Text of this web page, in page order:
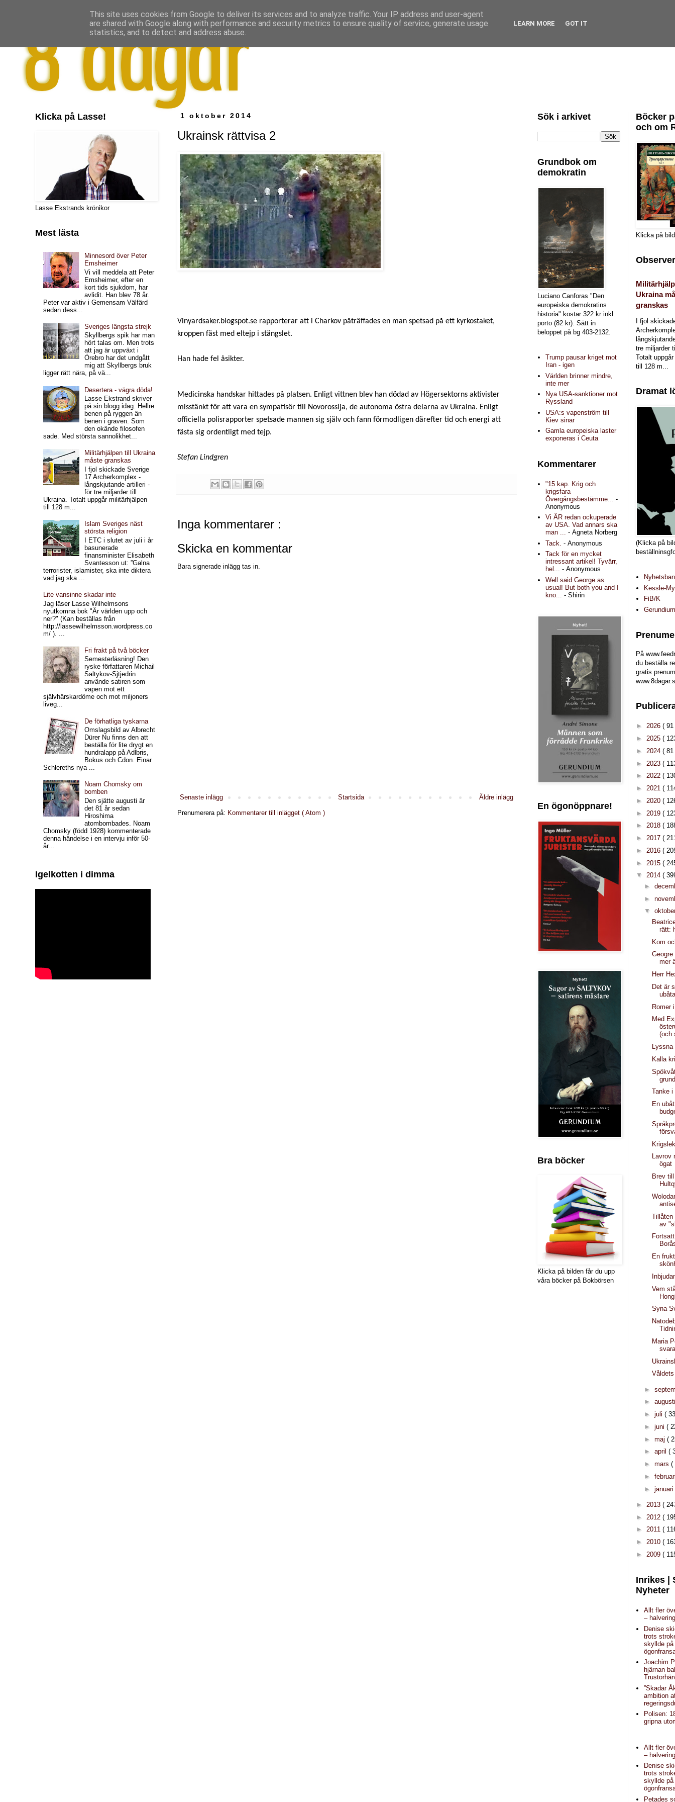
1 oktober 2014
Ukrainsk rättvisa 2
Vinyardsaker.blogspot.se rapporterar att i Charkov påträffades en man spetsad på ett kyrkostaket,
kroppen fäst med eltejp i stängslet.
Han hade fel åsikter.
Medicinska handskar hittades på platsen. Enligt vittnen blev han dödad av Högersektorns aktivister
misstänkt för att vara en sympatisör till Novorossija, de autonoma östra delarna av Ukraina. Enligt
officiella polisrapporter spetsade mannen sig själv och fann förmodligen därefter tid och energi att
fästa sig ordentligt med tejp.
Stefan Lindgren
Inga kommentarer :
Skicka en kommentar
Bara signerade inlägg tas in.
Senaste inlägg Äldre inlägg
Startsida
Prenumerera på: Kommentarer till inlägget ( Atom )
Klicka på Lasse!
Lasse Ekstrands krönikor
Mest lästa
Minnesord över Peter
Emsheimer
Vi vill meddela att Peter
Emsheimer, efter en
kort tids sjukdom, har
avlidit. Han blev 78 år.
Peter var aktiv i Gemensam Välfärd
sedan dess...
Sveriges längsta strejk
Skyllbergs spik har man
hört talas om. Men trots
att jag är uppväxt i
Örebro har det undgått
mig att Skyllbergs bruk
ligger rätt nära, på vä...
Desertera - vägra döda!
Lasse Ekstrand skriver
på sin blogg idag: Hellre
benen på ryggen än
benen i graven. Som
den okände filosofen
sade. Med största sannolikhet...
Militärhjälpen till Ukraina
måste granskas
I fjol skickade Sverige
17 Archerkomplex -
långskjutande artilleri -
för tre miljarder till
Ukraina. Totalt uppgår militärhjälpen
till 128 m...
Islam Sveriges näst
största religion
I ETC i slutet av juli i år
basunerade
finansminister Elisabeth
Svantesson ut: ”Galna
terrorister, islamister, ska inte diktera
vad jag ska ...
Lite vansinne skadar inte
Jag läser Lasse Wilhelmsons
nyutkomna bok "Är världen upp och
ner?" (Kan beställas från
http://lassewilhelmsson.wordpress.co
m/ ). ...
Fri frakt på två böcker
Semesterläsning! Den
ryske författaren Michail
Saltykov-Sjtjedrin
använde satiren som
vapen mot ett
självhärskardöme och mot miljoners
liveg...
De förhatliga tyskarna
Omslagsbild av Albrecht
Dürer Nu finns den att
beställa för lite drygt en
hundralapp på Adlbris,
Bokus och Cdon. Einar
Schlereths nya ...
Noam Chomsky om
bomben
Den sjätte augusti är
det 81 år sedan
Hiroshima
atombombades. Noam
Chomsky (född 1928) kommenterade
denna händelse i en intervju inför 50-
år...
Igelkotten i dimma
Sök i arkivet
Grundbok om
demokratin
Luciano Canforas "Den
europeiska demokratins
historia" kostar 322 kr inkl.
porto (82 kr). Sätt in
beloppet på bg 403-2132.
Trump pausar kriget mot
Iran - igen
Världen brinner mindre,
inte mer
Nya USA-sanktioner mot
Ryssland
USA:s vapenström till
Kiev sinar
Gamla europeiska laster
exponeras i Ceuta
Kommentarer
"15 kap. Krig och
krigsfara
Övergångsbestämme...
-
Anonymous
Vi ÄR redan ockuperade
av USA. Vad annars ska
man ... - Agneta Norberg
Tack. - Anonymous
Tack för en mycket
intressant artikel! Tyvärr,
hel... - Anonymous
Well said George as
usual! But both you and I
kno...
- Shirin
En ögonöppnare!
Bra böcker
Klicka på bilden får du upp
våra böcker på Bokbörsen
Böcker
och om
Klicka på
Ukraina
granskas
I fjol
tre miljarder
Totalt
till 128 m...
Dramat
(Klicka på
Kessle-
FiB/K
På
du beställa
gratis
► 2026 ( 91
► 2025 (
► 2024 ( 81
► 2023 (
► 2022 (
► 2021 (
► 2020 (
► 2019 (
► 2018 (
► 2017 (
► 2016 (
► 2015 (
▼ 2014 (
►
►
▼
rätt:
Kom
mer
Herr
Det är
Romer
Med
(och
Lyssna
Kalla
Tanke i
En
Lavrov
ögat
Brev
Tillåten
av
En
Vem
Syna
Maria
►
►
► juli (
► juni (
► maj (
► april (
► mars (
►
► januari
► 2013 (
► 2012 (
► 2011 (
► 2010 (
► 2009 (
Inrikes |
Nyheter
Allt fler
–
Denise
trots
skyllde på
Joachim
hjärnan
”Skadar
ambition
Polisen:
gripna
Allt fler
–
Denise
trots
skyllde på
Petades
This site uses cookies from Google to deliver its services and to analyze traffic. Your IP address and user-agent
are shared with Google along with performance and security metrics to ensure quality of service, generate usage
statistics, and to detect and address abuse.
LEARN MORE GOT IT